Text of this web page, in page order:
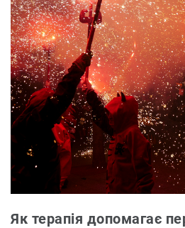
Як терапія допомагає